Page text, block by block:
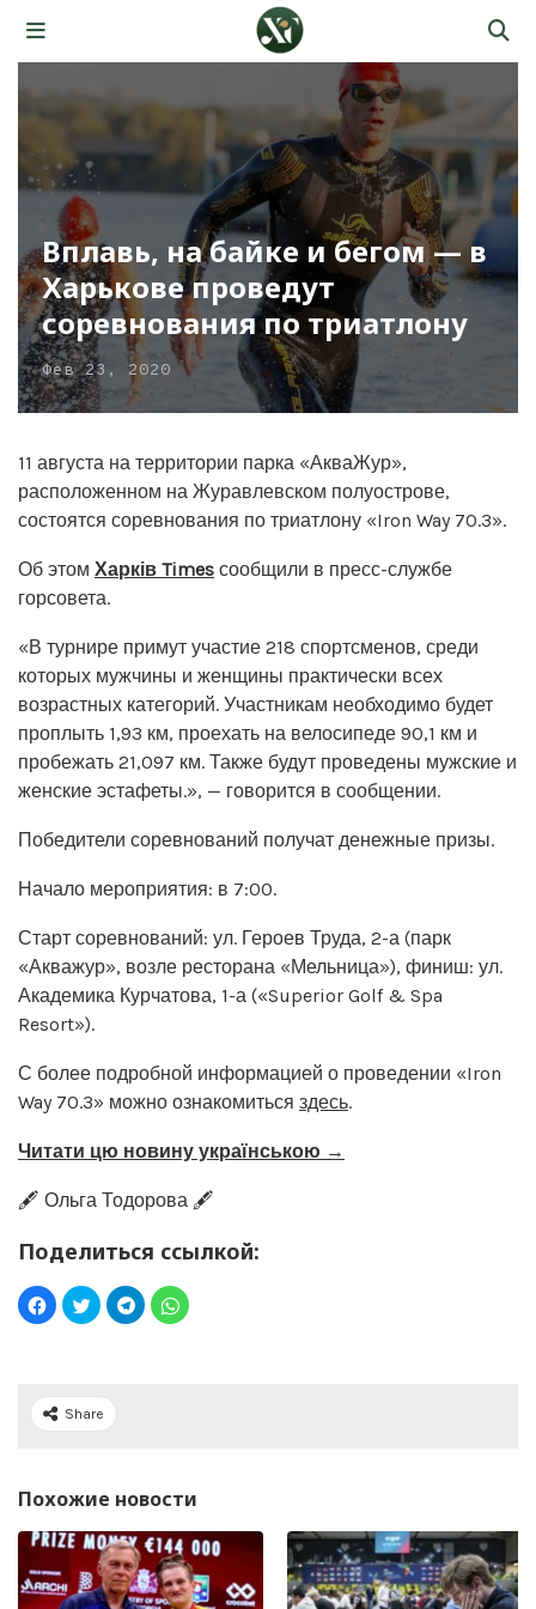
Вплавь, на байке и бегом — в
Харькове проведут
соревнования по триатлону
Фев 23, 2020
11 августа на территории парка «АкваЖур»,
расположенном на Журавлевском полуострове,
состоятся соревнования по триатлону «Iron Way 70.3».
Об этом Харків Times сообщили в пресс-службе
горсовета.
«В турнире примут участие 218 спортсменов, среди
которых мужчины и женщины практически всех
возрастных категорий. Участникам необходимо будет
проплыть 1,93 км, проехать на велосипеде 90,1 км и
пробежать 21,097 км. Также будут проведены мужские и
женские эстафеты.», — говорится в сообщении.
Победители соревнований получат денежные призы.
Начало мероприятия: в 7:00.
Старт соревнований: ул. Героев Труда, 2-а (парк
«Акважур», возле ресторана «Мельница»), финиш: ул.
Академика Курчатова, 1-а («Superior Golf & Spa
Resort»).
С более подробной информацией о проведении «Iron
Way 70.3» можно ознакомиться здесь.
Читати цю новину українською →
🖋️ Ольга Тодорова 🖋️
Поделиться ссылкой:
Share
Похожие новости